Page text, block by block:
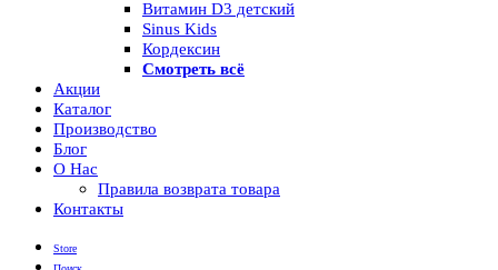
Витамин D3 детский
Sinus Kids
Кордексин
Смотреть всё
Акции
Каталог
Производство
Блог
О Нас
Правила возврата товара
Контакты
Store